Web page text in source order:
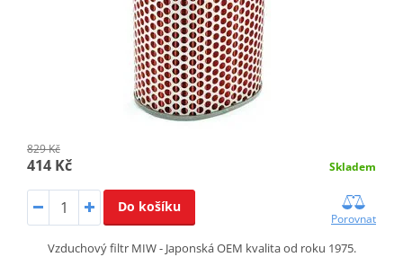
829 Kč
414 Kč Skladem
Do košíku
Porovnat
Vzduchový filtr MIW - Japonská OEM kvalita od roku 1975.